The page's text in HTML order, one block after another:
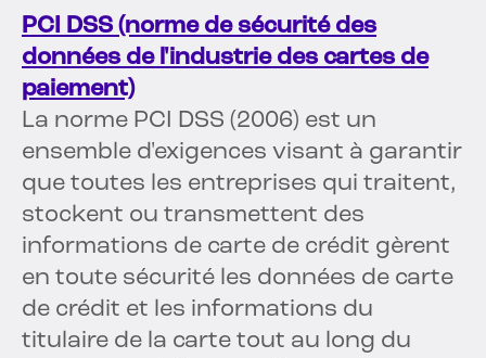
PCI DSS (norme de sécurité des
données de l'industrie des cartes de
paiement)
La norme PCI DSS (2006) est un
ensemble d'exigences visant à garantir
que toutes les entreprises qui traitent,
stockent ou transmettent des
informations de carte de crédit gèrent
en toute sécurité les données de carte
de crédit et les informations du
titulaire de la carte tout au long du